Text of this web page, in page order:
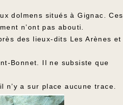
dolmens situés à Gignac. Ces
n’ont pas abouti.
des lieux-dits Les Arènes et
Bonnet. Il ne subsiste que
a sur place aucune trace.